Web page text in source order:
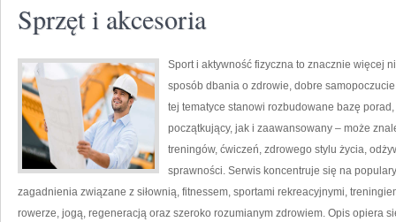
Sprzęt i akcesoria
Sport i aktywność fizyczna to znacznie więcej
sposób dbania o zdrowie, dobre
tej tematyce stanowi rozbudowane bazę
początkujący, jak i zaawansowany – może
treningów, ćwiczeń, zdrowego stylu życia,
sprawności. Serwis koncentruje się na
zagadnienia związane z siłownią, fitnessem, sportami rekreacyjnymi,
rowerze, jogą, regeneracją oraz szeroko rozumianym zdrowiem. Opis opiera